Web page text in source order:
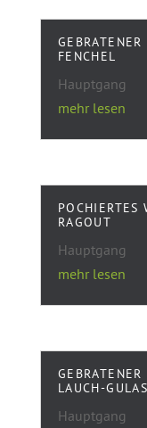
FENCHEL
Hauptgang
mehr lesen
POCHIERTES
RAGOUT
Hauptgang
mehr lesen
LAUCH-
Hauptgang